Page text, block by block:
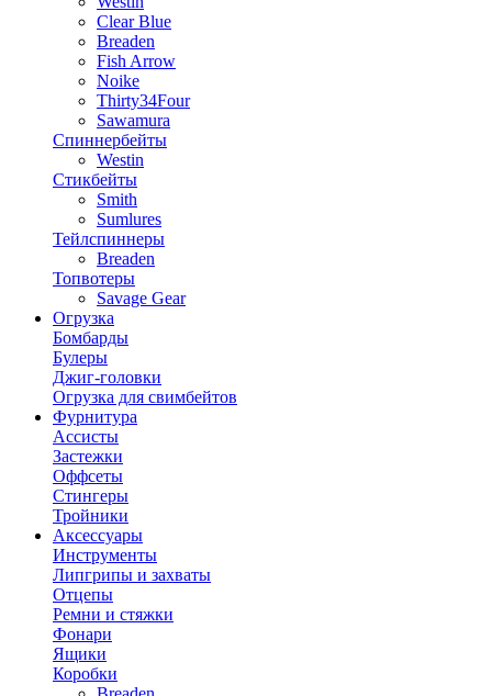
Clear Blue
Breaden
Fish Arrow
Noike
Thirty34Four
Sawamura
Спиннербейты
Westin
Стикбейты
Smith
Sumlures
Тейлспиннеры
Breaden
Топвотеры
Savage Gear
Огрузка
Бомбарды
Булеры
Джиг-головки
Огрузка для свимбейтов
Фурнитура
Ассисты
Застежки
Оффсеты
Стингеры
Тройники
Аксессуары
Инструменты
Липгрипы и захваты
Отцепы
Ремни и стяжки
Фонари
Ящики
Коробки